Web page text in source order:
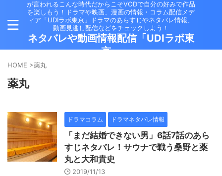
が言われるこんな時代だからこそVODで自分の好みで作品
を楽しもう！ドラマや映画、漫画の情報・コラム配信メデ
ィア「UDIラボ東京」ドラマのあらすじやネタバレ情報、
動画見逃し配信などをチェックしよう！
ネタバレや動画情報配信「UDIラボ東
京」
HOME >薬丸
薬丸
ドラマコラム ドラマネタバレ情報
「まだ結婚できない男」6話7話のあら
すじネタバレ！サウナで戦う桑野と薬
丸と大和貴史
2019/11/13